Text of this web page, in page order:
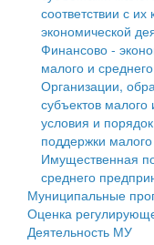
Противодействие
Контрольно-
Персональные
Оценка
Деятельность МУ
Нормативы
Правила
соответствии с
экономической
Финансово -
малого и
Организации,
субъектов
условия и
поддержки
Имущественная
среднего
Муниципальные
Оценка
Деятельность МУ